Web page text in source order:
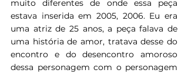
muito diferentes de onde essa peça
estava inserida em 2005, 2006. Eu era
uma atriz de 25 anos, a peça falava de
uma história de amor, tratava desse do
encontro e do desencontro amoroso
dessa personagem com o personagem